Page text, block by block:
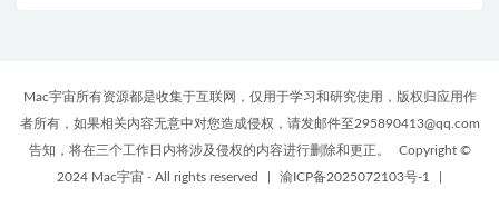
Mac宇宙所有资源都是收集于互联网，仅用于学习和研究使用，版权归应用作
者所有，如果相关内容无意中对您造成侵权，请发邮件至295890413@qq.com
告知，将在三个工作日内将涉及侵权的内容进行删除和更正。
Copyright ©
2024 Mac宇宙 - All rights reserved
渝ICP备2025072103号-1